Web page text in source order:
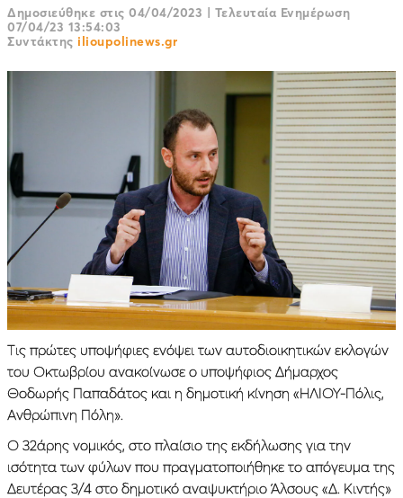
Δημοσιεύθηκε στις 04/04/2023 | Τελευταία Ενημέρωση
07/04/23 13:54:03
Συντάκτης ilioupolinews.gr
Τις πρώτες υποψήφιες ενόψει των αυτοδιοικητικών εκλογών
του Οκτωβρίου ανακοίνωσε ο υποψήφιος Δήμαρχος
Θοδωρής Παπαδάτος και η δημοτική κίνηση «ΗΛΙΟΥ-Πόλις,
Ανθρώπινη Πόλη».
Ο 32άρης νομικός, στο πλαίσιο της εκδήλωσης για την
ισότητα των φύλων που πραγματοποιήθηκε το απόγευμα της
Δευτέρας 3/4 στο δημοτικό αναψυκτήριο Άλσους «Δ. Κιντής»